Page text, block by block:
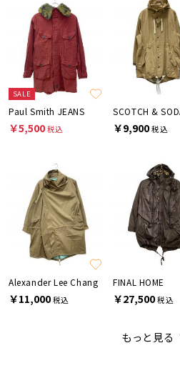
SALE
Paul Smith JEANS
￥5,500税込
SCOTCH &
￥9,900税込
Alexander Lee Chang
￥11,000税込
FINAL HOME
￥27,500税込
もっと見る